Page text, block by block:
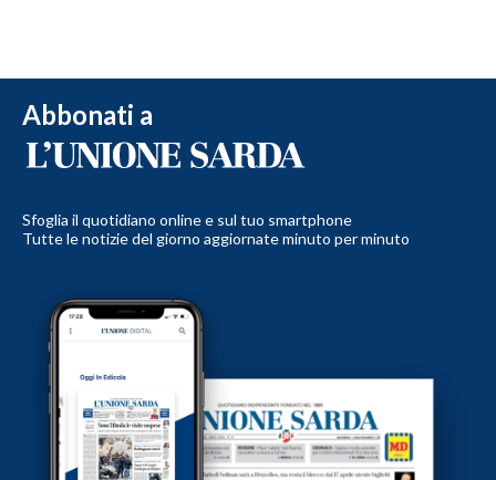
Abbonati a
Sfoglia il quotidiano online e sul tuo smartphone
Tutte le notizie del giorno aggiornate minuto per minuto